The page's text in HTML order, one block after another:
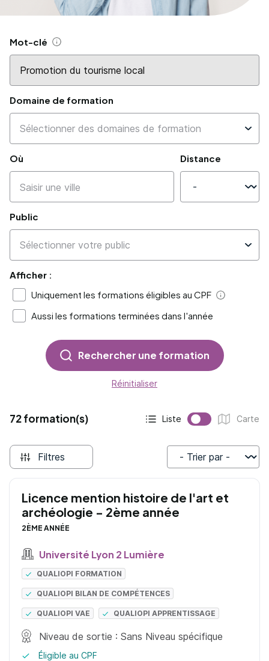
Mot-clé Aide
Domaine de formation
Où Distance
Public
Afficher :
Uniquement les formations éligibles au CPF
Aide
Aussi les formations terminées dans l'année
Rechercher une formation
Réinitialiser
72 formation(s)
Affichage actif :
Liste
Affichage :
Carte
Filtres
Trier par
Licence mention histoire de l'art et
archéologie - 2ème année
2ÈME ANNÉE
Université Lyon 2 Lumière
QUALIOPI FORMATION
QUALIOPI BILAN DE COMPÉTENCES
QUALIOPI VAE QUALIOPI APPRENTISSAGE
Niveau de sortie : Sans Niveau spécifique
Éligible au CPF